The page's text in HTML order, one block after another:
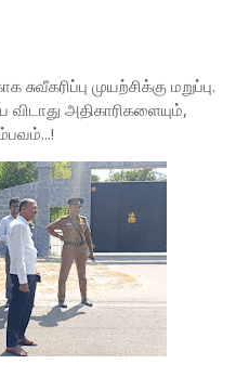
முயற்சிக்கு மறுப்பு.
அதிகாரிகளையும்,